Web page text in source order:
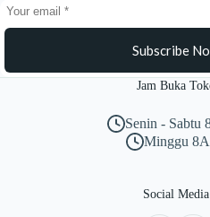
Subscribe
Jam Buka
Senin - Sabtu
Minggu
Social Media